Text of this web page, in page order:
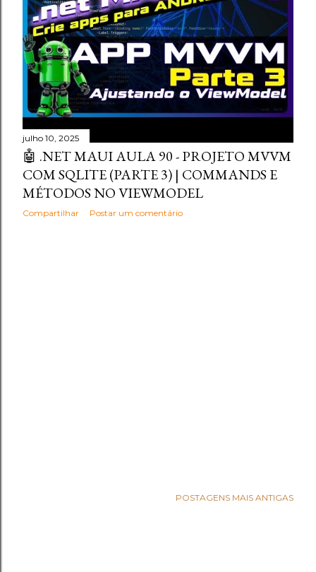
julho 10, 2025
🤖 .NET MAUI AULA 90 - PROJETO MVVM
COM SQLITE (PARTE 3) | COMMANDS E
MÉTODOS NO VIEWMODEL
Compartilhar Postar um comentário
POSTAGENS MAIS ANTIGAS